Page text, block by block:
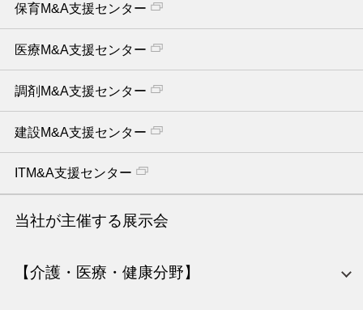
保育M&A支援センター
医療M&A支援センター
調剤M&A支援センター
建設M&A支援センター
ITM&A支援センター
当社が主催する展示会
【介護・医療・健康分野】